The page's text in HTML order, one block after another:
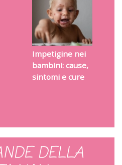
Impetigine nei
bambini: cause,
sintomi e cure
DELLA